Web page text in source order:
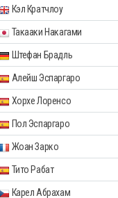
Кэл Кратчлоу
Такааки Накагами
Штефан Брадль
Алейш Эспаргаро
Хорхе Лоренсо
Пол Эспаргаро
Жоан Зарко
Тито Рабат
Карел Абрахам